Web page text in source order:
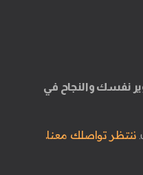
نفسك والنجاح في
ننتظر تواصلك معنا.